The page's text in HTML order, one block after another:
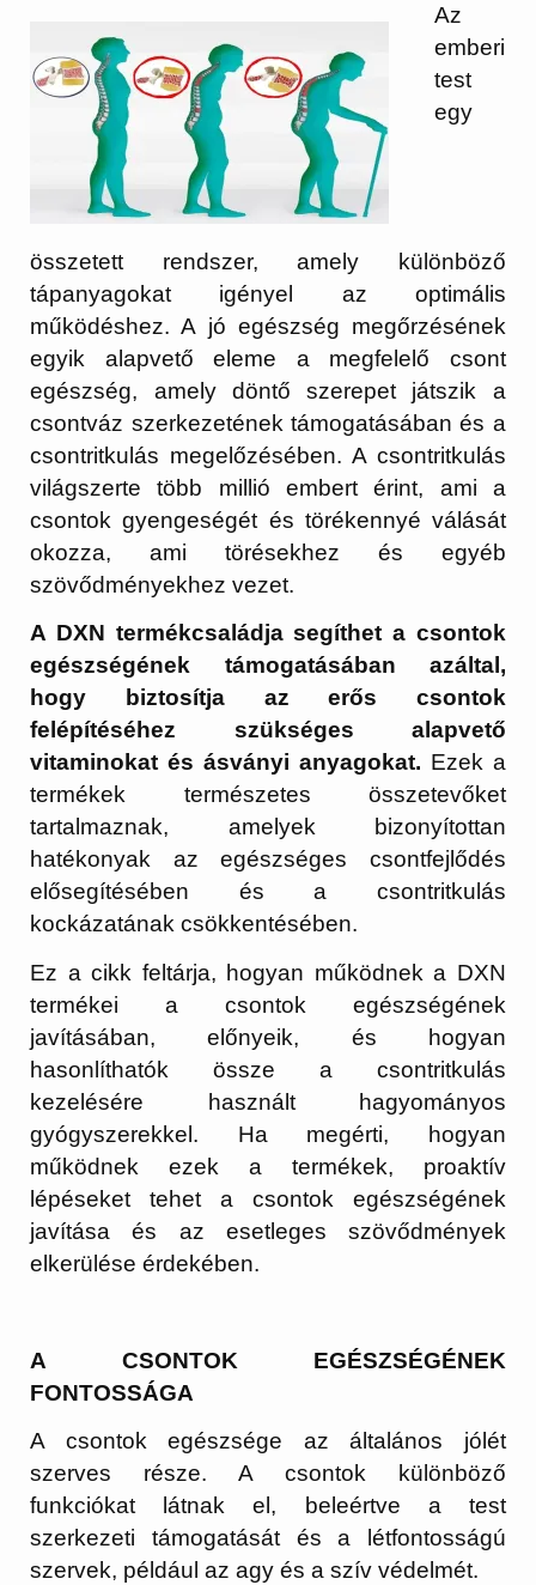
Az
emberi
test
egy
összetett rendszer, amely különböző
tápanyagokat igényel az optimális
működéshez. A jó egészség megőrzésének
egyik alapvető eleme a megfelelő csont
egészség, amely döntő szerepet játszik a
csontváz szerkezetének támogatásában és a
csontritkulás megelőzésében. A csontritkulás
világszerte több millió embert érint, ami a
csontok gyengeségét és törékennyé válását
okozza, ami törésekhez és egyéb
szövődményekhez vezet.
A DXN termékcsaládja segíthet a csontok
egészségének támogatásában azáltal,
hogy biztosítja az erős csontok
felépítéséhez szükséges alapvető
vitaminokat és ásványi anyagokat. Ezek a
termékek természetes összetevőket
tartalmaznak, amelyek bizonyítottan
hatékonyak az egészséges csontfejlődés
elősegítésében és a csontritkulás
kockázatának csökkentésében.
Ez a cikk feltárja, hogyan működnek a DXN
termékei a csontok egészségének
javításában, előnyeik, és hogyan
hasonlíthatók össze a csontritkulás
kezelésére használt hagyományos
gyógyszerekkel. Ha megérti, hogyan
működnek ezek a termékek, proaktív
lépéseket tehet a csontok egészségének
javítása és az esetleges szövődmények
elkerülése érdekében.
A CSONTOK EGÉSZSÉGÉNEK
FONTOSSÁGA
A csontok egészsége az általános jólét
szerves része. A csontok különböző
funkciókat látnak el, beleértve a test
szerkezeti támogatását és a létfontosságú
szervek, például az agy és a szív védelmét.